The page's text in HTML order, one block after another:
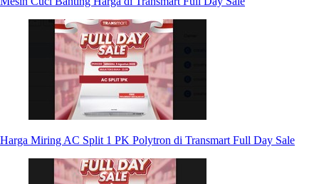
Harga Miring AC Split 1 PK Polytron di Transmart Full Day Sale